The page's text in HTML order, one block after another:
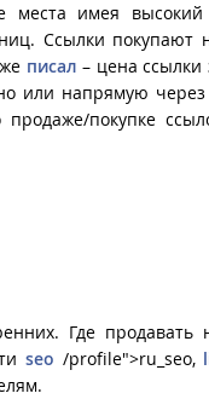
места имея
Ссылки покупают
писал – цена ссылки
или напрямую
покупке
Где продавать
seo /profile">ru_seo,